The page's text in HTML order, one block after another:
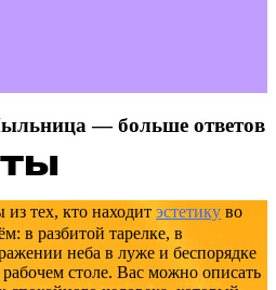
— больше ответов
из тех, кто находит эстетику во
в разбитой тарелке, в
неба в луже и беспорядке
рабочем столе. Вас можно описать